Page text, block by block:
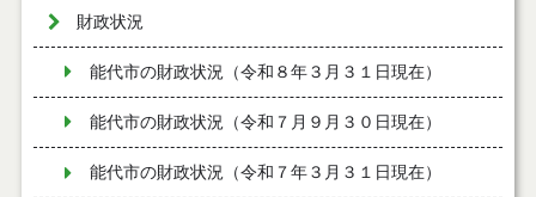
財政状況
能代市の財政状況（令和８年３月３１日現在）
能代市の財政状況（令和７月９月３０日現在）
能代市の財政状況（令和７年３月３１日現在）